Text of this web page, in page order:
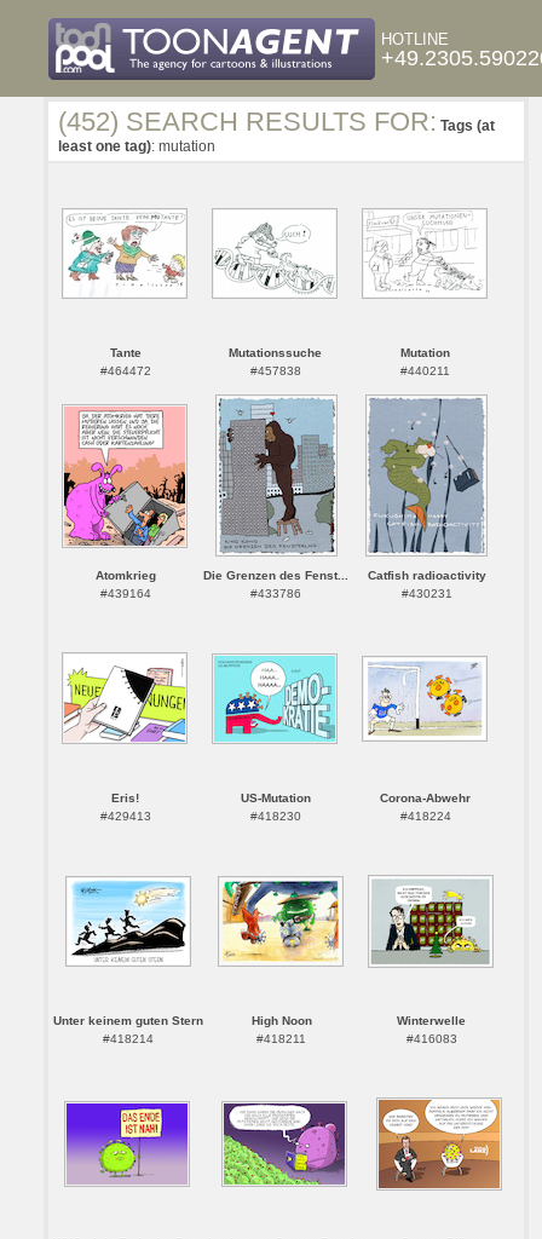
HOTLINE
(452) SEARCH RESULTS FOR: Tags (at
least one tag): mutation
Tante
#464472
Mutationssuche
#457838
Mutation
#440211
Atomkrieg
#439164
Die Grenzen des Fenst...
#433786
Catfish radioactivity
#430231
Eris!
#429413
US-Mutation
#418230
Corona-Abwehr
#418224
Unter keinem guten Stern
#418214
High Noon
#418211
Winterwelle
#416083